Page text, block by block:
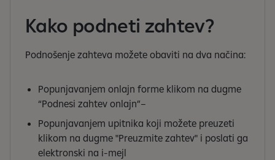
Kako podneti zahtev?
Podnošenje zahteva možete obaviti na dva načina:
Popunjavanjem onlajn forme klikom na dugme
“Podnesi zahtev onlajn”–
Popunjavanjem upitnika koji možete preuzeti
klikom na dugme "Preuzmite zahtev" i poslati ga
elektronski na i-mejl